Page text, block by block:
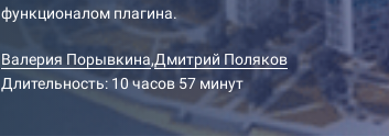
функционалом плагина.
Валерия Порывкина,Дмитрий Поляков
Длительность: 10 часов 57 минут